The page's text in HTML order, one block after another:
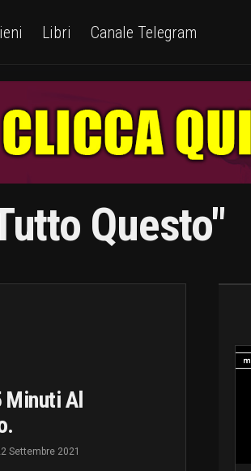
Libri Canale Telegram
Questo"
Minuti Al
Settembre 2021